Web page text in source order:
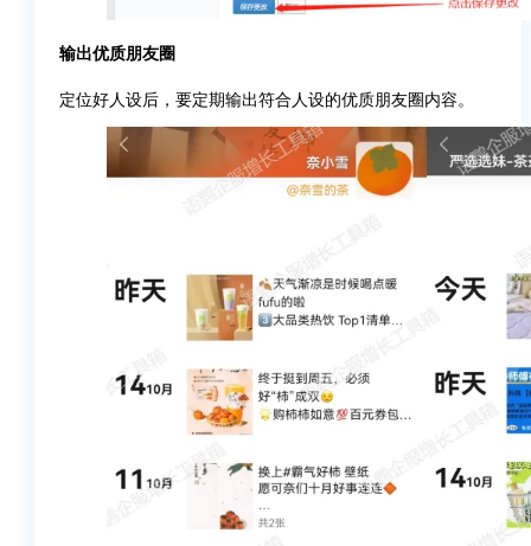
输出优质朋友圈
定位好人设后，要定期输出符合人设的优质朋友圈内容。